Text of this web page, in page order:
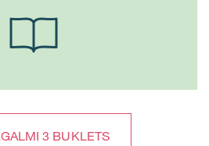
3 BUKLETS